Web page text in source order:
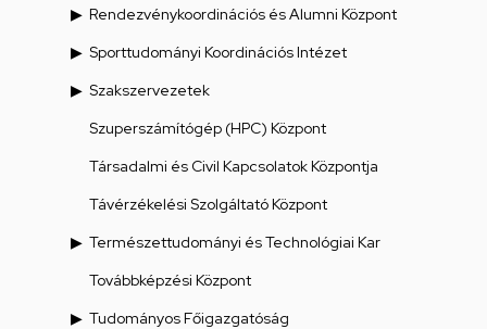
Rendezvénykoordinációs és Alumni Központ
Sporttudományi Koordinációs Intézet
Szakszervezetek
Szuperszámítógép (HPC) Központ
Társadalmi és Civil Kapcsolatok Központja
Távérzékelési Szolgáltató Központ
Természettudományi és Technológiai Kar
Továbbképzési Központ
Tudományos Főigazgatóság